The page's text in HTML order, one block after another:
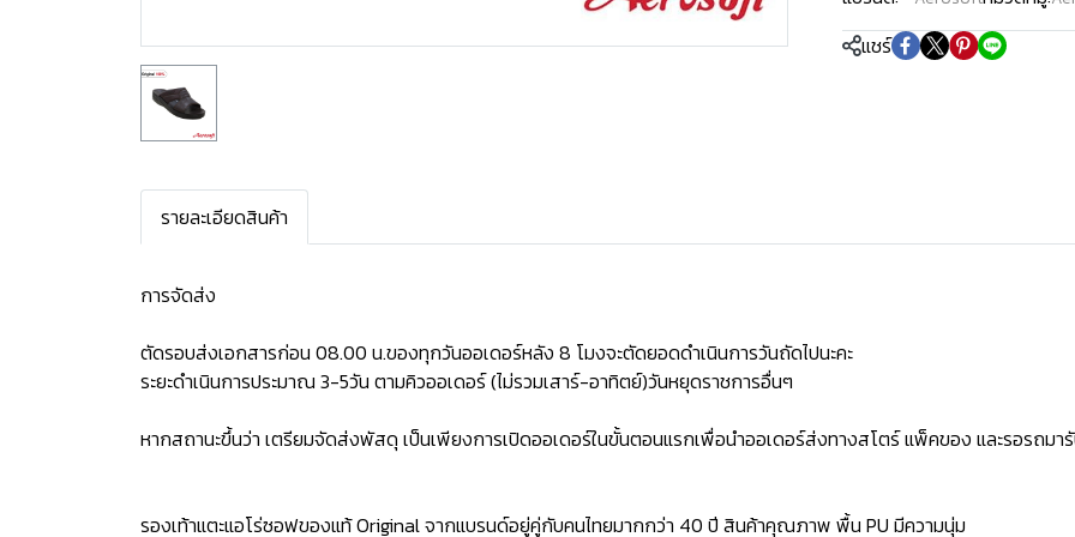
แชร์
รายละเอียดสินค้า
การจัดส่ง
ตัดรอบส่งเอกสารก่อน 08.00 น.ของทุกวันออเดอร์หลัง 8 โมงจะตัดยอดดำเนินการวันถัดไปนะคะ
ระยะดำเนินการประมาณ 3-5วัน ตามคิวออเดอร์ (ไม่รวมเสาร์-อาทิตย์)วันหยุดราชการอื่นๆ
หากสถานะขึ้นว่า เตรียมจัดส่งพัสดุ เป็นเพียงการเปิดออเดอร์ในขั้นตอนแรกเพื่อนำออเดอร์ส่งทางสโตร์ แพ็คของ และรอรถม
รองเท้าแตะแอโร่ซอฟของแท้ Original จากแบรนด์อยู่คู่กับคนไทยมากกว่า 40 ปี สินค้าคุณภาพ พื้น PU มีความนุ่ม